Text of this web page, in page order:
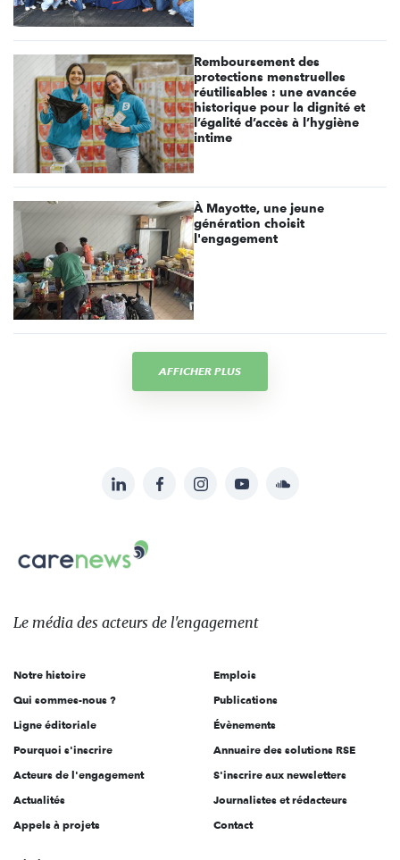
Remboursement des
protections menstruelles
réutilisables : une avancée
historique pour la dignité et
l’égalité d’accès à l’hygiène
intime
À Mayotte, une jeune
génération choisit
l'engagement
AFFICHER PLUS
sur:
LinkedInFacebookInstagramYouTubeSoundcloud
Le
des
l'engagement
Le média des acteurs de l'engagement
Notre histoire
Qui sommes-nous ?
Ligne éditoriale
Pourquoi s'inscrire
Acteurs de l'engagement
Actualités
Appels à projets
Emplois
Publications
Évènements
Annuaire des solutions RSE
S'inscrire aux newsletters
Journalistes et rédacteurs
Contact